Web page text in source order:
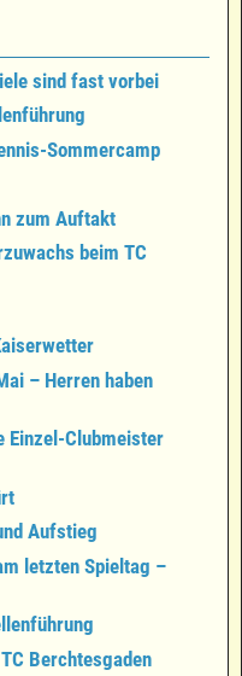
sind fast vorbei
Sommercamp
zum Auftakt
beim TC
– Herren haben
Einzel-Clubmeister
Aufstieg
letzten Spieltag –
Berchtesgaden